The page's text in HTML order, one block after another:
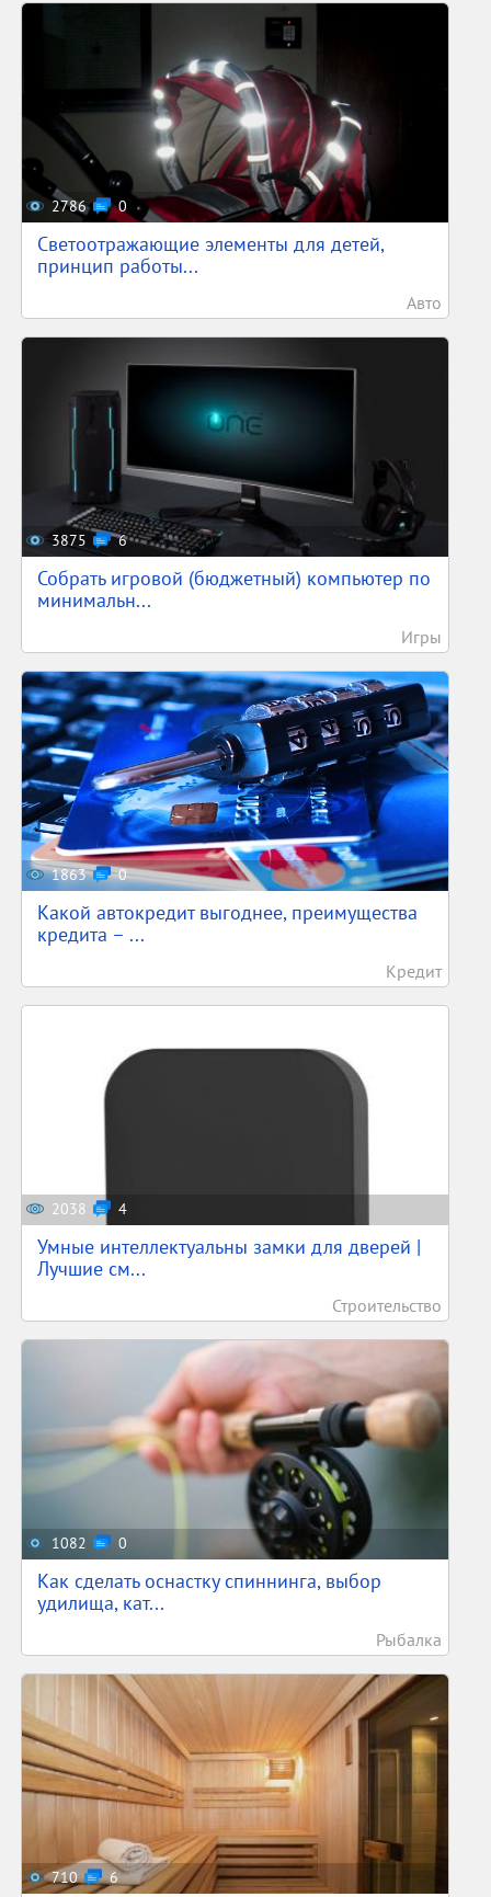
2786 0
Светоотражающие элементы для детей,
принцип работы...
Авто
3875 6
Собрать игровой (бюджетный) компьютер по
минимальн...
Игры
1863 0
Какой автокредит выгоднее, преимущества
кредита – ...
Кредит
2038 4
Умные интеллектуальны замки для дверей |
Лучшие см...
Строительство
1082 0
Как сделать оснастку спиннинга, выбор
удилища, кат...
Рыбалка
710 6